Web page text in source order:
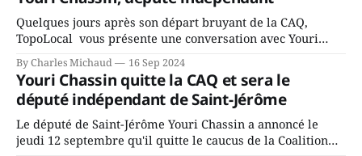
rassemblés en soirée pour leur traditionnel souper
Quelques jours après son départ bruyant de la CAQ,
TopoLocal vous présente une conversation avec Youri
depuis longtemps? Sera-t-il candidat indépendant dans 2
ans? Joindrait-il un autre parti, par exemple les
conservateurs d’Éric Duhaime? Que lui
By Charles Michaud 16 Sep 2024
Youri Chassin quitte la CAQ et sera le
député indépendant de Saint-Jérôme
Le député de Saint-Jérôme Youri Chassin a annoncé le
jeudi 12 septembre qu'il quitte le caucus de la Coalition